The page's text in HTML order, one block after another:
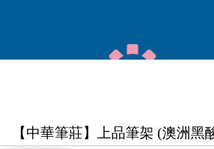
【中華筆莊】上品筆架 (澳洲黑